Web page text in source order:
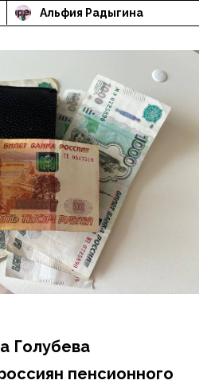
Альфия Радыгина
Голубева
пенсионного